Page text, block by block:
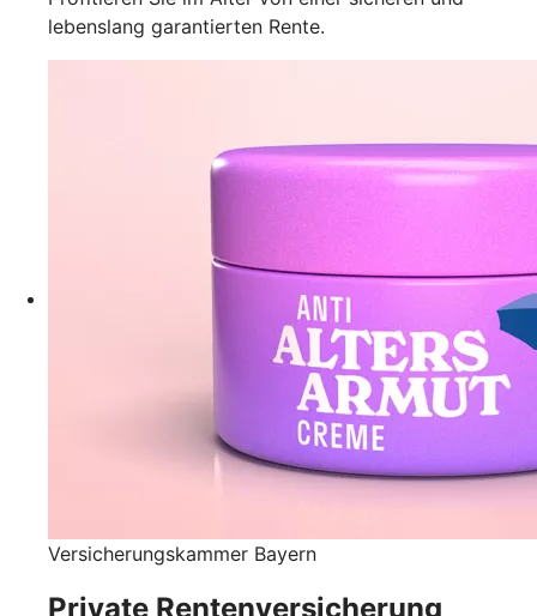
lebenslang garantierten Rente.
Versicherungskammer Bayern
Private Rentenversicherung